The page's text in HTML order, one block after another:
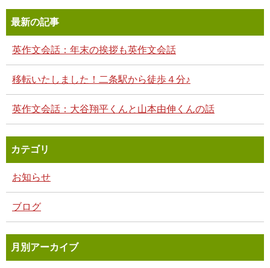
最新の記事
英作文会話：年末の挨拶も英作文会話
移転いたしました！二条駅から徒歩４分♪
英作文会話：大谷翔平くんと山本由伸くんの話
カテゴリ
お知らせ
ブログ
月別アーカイブ